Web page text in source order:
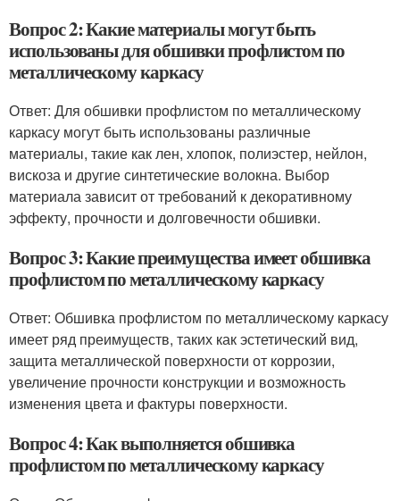
Вопрос 2: Какие материалы могут быть
использованы для обшивки профлистом по
металлическому каркасу
Ответ: Для обшивки профлистом по металлическому
каркасу могут быть использованы различные
материалы, такие как лен, хлопок, полиэстер, нейлон,
вискоза и другие синтетические волокна. Выбор
материала зависит от требований к декоративному
эффекту, прочности и долговечности обшивки.
Вопрос 3: Какие преимущества имеет обшивка
профлистом по металлическому каркасу
Ответ: Обшивка профлистом по металлическому каркасу
имеет ряд преимуществ, таких как эстетический вид,
защита металлической поверхности от коррозии,
увеличение прочности конструкции и возможность
изменения цвета и фактуры поверхности.
Вопрос 4: Как выполняется обшивка
профлистом по металлическому каркасу